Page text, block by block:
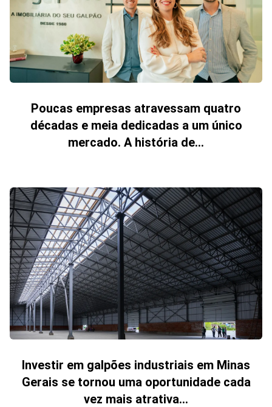
Poucas empresas atravessam quatro
décadas e meia dedicadas a um único
mercado. A história de...
Investir em galpões industriais em Minas
Gerais se tornou uma oportunidade cada
vez mais atrativa...